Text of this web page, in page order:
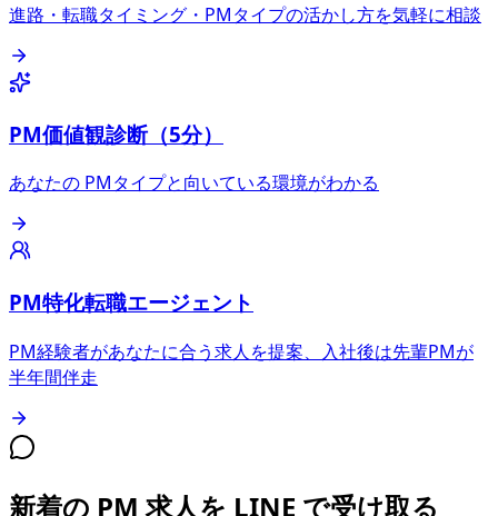
進路・転職タイミング・PMタイプの活かし方を気軽に相談
PM価値観診断（5分）
あなたの PMタイプと向いている環境がわかる
PM特化転職エージェント
PM経験者があなたに合う求人を提案、入社後は先輩PMが
半年間伴走
新着の PM 求人を LINE で受け取る